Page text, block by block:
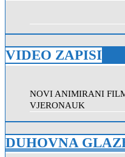
VIDEO ZAPISI
NOVI ANIMIRANI
VJERONAUK
DUHOVNA